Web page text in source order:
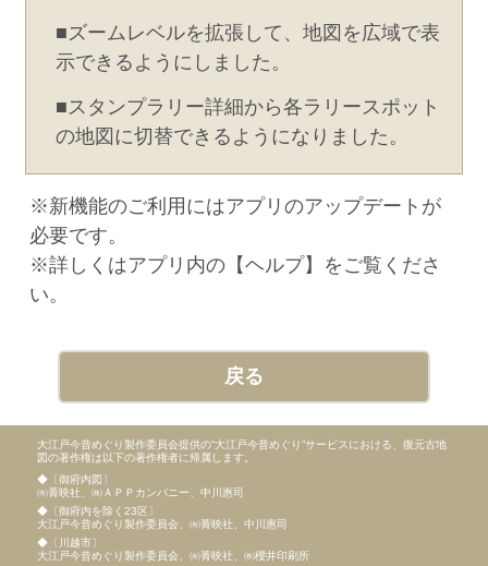
■ズームレベルを拡張して、地図を広域で表
示できるようにしました。
■スタンプラリー詳細から各ラリースポット
の地図に切替できるようになりました。
※新機能のご利用にはアプリのアップデートが
必要です。
※詳しくはアプリ内の【ヘルプ】をご覧くださ
い。
戻る
大江戸今昔めぐり製作委員会提供の“大江戸今昔めぐり”サービスにおける、復元古地
図の著作権は以下の著作権者に帰属します。
◆〔御府内図〕
㈲菁映社、㈱ＡＰＰカンパニー、中川惠司
◆〔御府内を除く23区〕
大江戸今昔めぐり製作委員会、㈲菁映社、中川惠司
◆〔川越市〕
大江戸今昔めぐり製作委員会、㈲菁映社、㈱櫻井印刷所